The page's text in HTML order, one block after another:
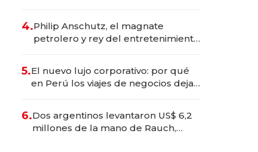
4.Philip Anschutz, el magnate
petrolero y rey del entretenimiento
5.El nuevo lujo corporativo: por qué
en Perú los viajes de negocios dejan
en experiencias transformadoras
6.Dos argentinos levantaron US$ 6,2
millones de la mano de Rauch,